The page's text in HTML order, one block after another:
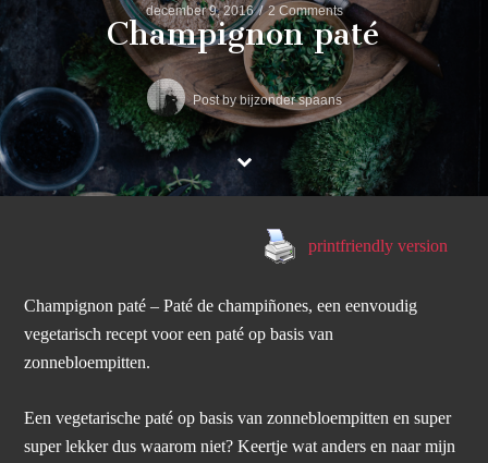
december 9, 2016 2 Comments
Champignon paté
Post bybijzonder spaans
printfriendly version
Champignon paté – Paté de champiñones, een eenvoudig
vegetarisch recept voor een paté op basis van
zonnebloempitten.
Een vegetarische paté op basis van zonnebloempitten en super
super lekker dus waarom niet? Keertje wat anders en naar mijn